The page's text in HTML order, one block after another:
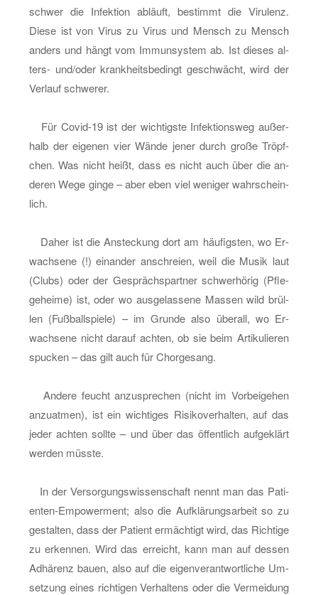
den
schwer die In­fek­ti­on ab­läuft, be­stimmt die Vi­ru­lenz.
Diese ist von Virus zu Virus und Mensch zu Mensch
an­ders und hängt vom Im­mun­sys­tem ab. Ist die­ses al­
ters- und/oder krank­heits­be­dingt ge­schwächt, wird der
Ver­lauf schwe­rer.
Für Co­vid-19 ist der wich­tigs­te In­fek­ti­ons­weg au­ßer­
halb der ei­ge­nen vier Wände jener durch große Tröpf­
chen. Was nicht heißt, dass es nicht auch über die an­
de­ren Wege ginge – aber eben viel we­ni­ger wahr­schein­
lich.
Daher ist die An­ste­ckung dort am häu­figs­ten, wo Er­
wach­se­ne (!) ein­an­der an­schrei­en, weil die Musik laut
(Clubs) oder der Ge­sprächs­part­ner schwer­hö­rig (Pfle­
ge­hei­me) ist, oder wo aus­ge­las­se­ne Mas­sen wild brül­
len (Fuß­ball­spie­le) – im Grun­de also über­all, wo Er­
wach­se­ne nicht dar­auf ach­ten, ob sie beim Ar­ti­ku­lie­ren
spu­cken – das gilt auch für Chor­ge­sang.
An­de­re feucht an­zu­spre­chen (nicht im Vor­bei­ge­hen
an­zu­at­men), ist ein wich­ti­ges Ri­si­ko­ver­hal­ten, auf das
jeder ach­ten soll­te – und über das öf­fent­lich auf­ge­klärt
wer­den müss­te.
In der Ver­sor­gungs­wis­sen­schaft nennt man das Pa­ti­
en­ten-Em­power­ment; also die Auf­klä­rungs­ar­beit so zu
ge­stal­ten, dass der Pa­ti­ent er­mäch­tigt wird, das Rich­ti­ge
zu er­ken­nen. Wird das er­reicht, kann man auf des­sen
Ad­hä­renz bauen, also auf die ei­gen­ver­ant­wort­li­che Um­
set­zung eines rich­ti­gen Ver­hal­tens oder die Ver­mei­dung